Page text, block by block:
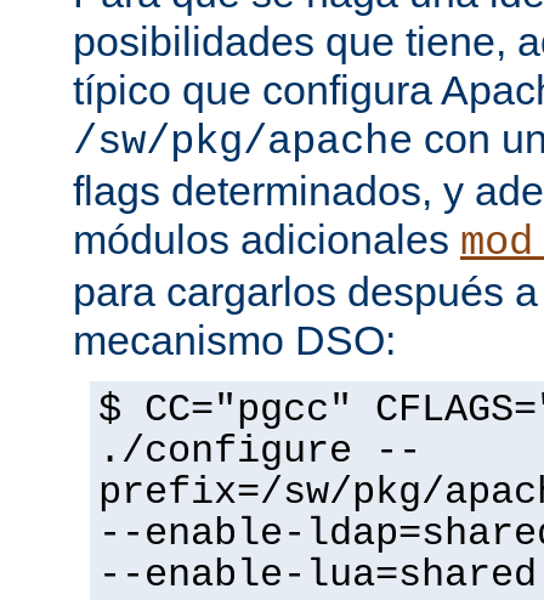
posibilidades que tiene,
típico que configura
/sw/pkg/apache con
flags determinados, y
módulos adicionales
para cargarlos después
mecanismo DSO:
$ CC="pgcc"
./configure --
prefix=/sw/pkg/
--enable-
--enable-lua=shared